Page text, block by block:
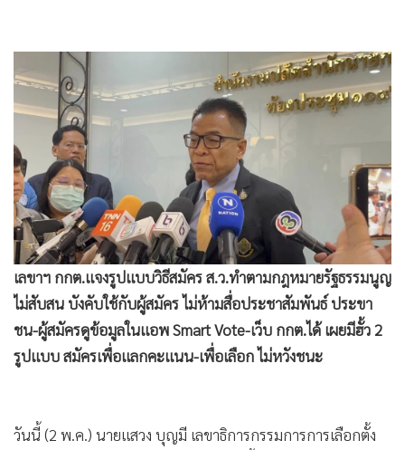
• Cyber BIZ
• ผู้จัดกวน
Good health & Well-being
• Green Innovation & SD
• Management & HR
• MGR Live
• Infographic
• การเมือง
• ท่องเที่ยว
• กีฬา
• ต่างประเทศ
• จีน
เลขาฯ กกต.แจงรูปแบบวิธีสมัคร ส.ว.ทำตามกฎหมายรัฐธรรมนูญ
ไม่สับสน บังคับใช้กับผู้สมัคร ไม่ห้ามสื่อประชาสัมพันธ์ ประขา
ชน-ผู้สมัครดูข้อมูลในแอพ Smart Vote-เว็บ กกต.ได้ เผยมีฮั้ว 2
รูปแบบ สมัครเพื่อแลกคะแนน-เพื่อเลือก ไม่หวังชนะ
วันนี้ (2 พ.ค.) นายแสวง บุญมี เลขาธิการกรรมการการเลือกตั้ง